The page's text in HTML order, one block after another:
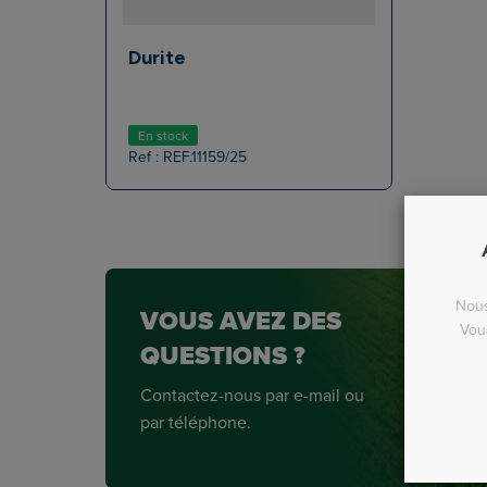
Durite
En stock
Ref : REF.11159/25
VOUS AVEZ DES
QUESTIONS ?
Contactez-nous par e-mail ou
par téléphone.